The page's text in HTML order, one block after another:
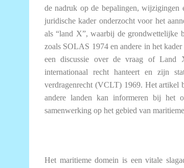
de nadruk op de bepalingen, wijzigingen
juridische kader onderzocht voor het
als “land X”, waarbij de grondwettelijke
zoals SOLAS 1974 en andere in het
een discussie over de vraag of Land
internationaal recht hanteert en zijn
verdragenrecht (VCLT) 1969. Het artikel
andere landen kan informeren bij het
samenwerking op het gebied van
Het maritieme domein is een vitale